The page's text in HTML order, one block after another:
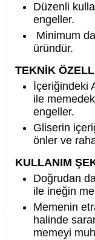
Düzenli
engeller.
Minimum
üründür.
TEKNİK
İçeriğindeki
ile
engeller.
Gliserin
önler ve
KULLANIM
Doğrudan
ile ineğin
Memenin
halinde
memeyi